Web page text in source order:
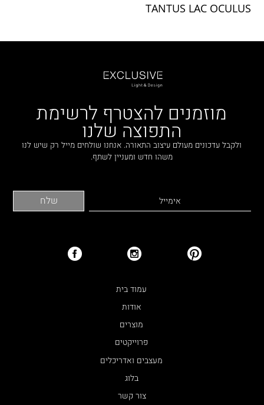
TANTUS LAC OCULUS
מוזמנים להצטרף לרשימת
התפוצה שלנו
ולקבל עדכונים מעולם עיצוב התאורה. אנחנו שולחים מייל רק שיש לנו
משהו חדש ומעניין לשתף.
עמוד בית
אודות
מוצרים
פרוייקטים
מעצבים ואדריכלים
בלוג
צור קשר